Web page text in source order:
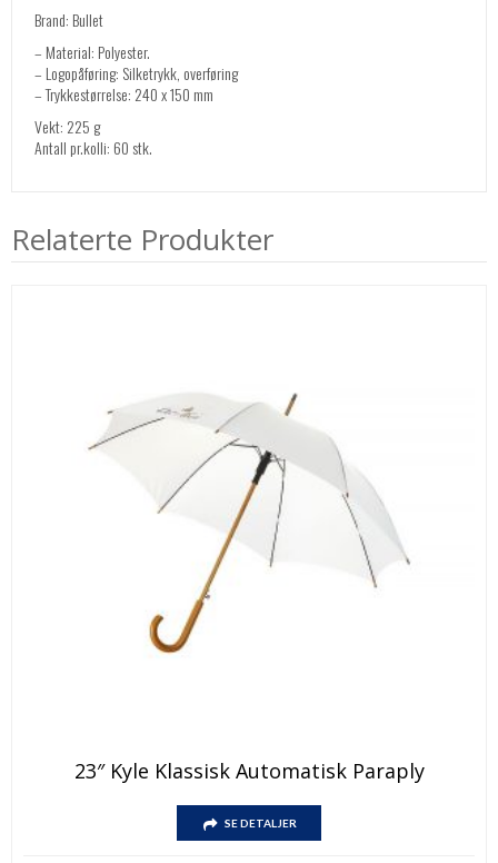
Brand: Bullet
– Material: Polyester.
– Logopåføring: Silketrykk, overføring
– Trykkestørrelse: 240 x 150 mm
Vekt: 225 g
Antall pr.kolli: 60 stk.
Relaterte Produkter
produktet
flere
varianter.
23″ Kyle Klassisk Automatisk Paraply
Dette
produktet
SE DETALJER